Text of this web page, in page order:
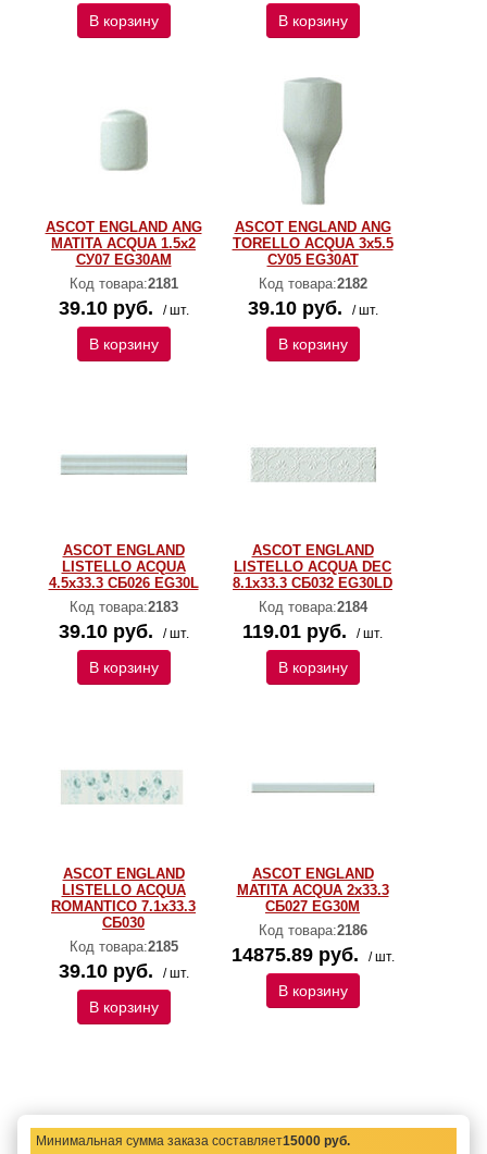
В корзину В корзину
ASCOT ENGLAND ANG
MATITA ACQUA 1.5x2
СУ07 EG30AM
Код товара:2181
39.10 руб. / шт.
В корзину
ASCOT ENGLAND ANG
TORELLO ACQUA 3x5.5
СУ05 EG30AT
Код товара:2182
39.10 руб. / шт.
В корзину
ASCOT ENGLAND
LISTELLO ACQUA
4.5x33.3 СБ026 EG30L
Код товара:2183
39.10 руб. / шт.
В корзину
ASCOT ENGLAND
LISTELLO ACQUA DEC
8.1x33.3 СБ032 EG30LD
Код товара:2184
119.01 руб. / шт.
В корзину
ASCOT ENGLAND
LISTELLO ACQUA
ROMANTICO 7.1x33.3
СБ030
Код товара:2185
39.10 руб. / шт.
В корзину
ASCOT ENGLAND
MATITA ACQUA 2x33.3
СБ027 EG30M
Код товара:2186
14875.89 руб. / шт.
В корзину
Минимальная сумма заказа составляет15000 руб.